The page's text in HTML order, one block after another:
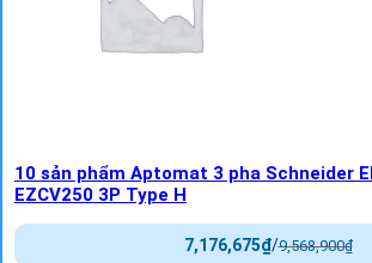
10 sản phẩm Aptomat 3 pha Schneider
EZCV250 3P Type H
9,568,900₫
/
7,176,675₫